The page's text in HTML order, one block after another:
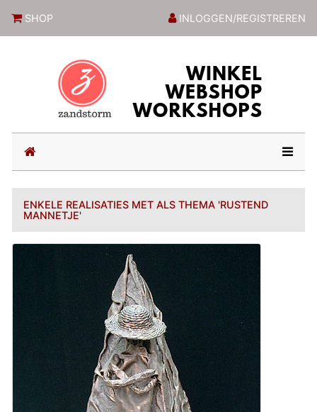
SHOP INLOGGEN/REGISTREREN
(current)
ENKELE REALISATIES MET ALS THEMA 'RUSTEND
MANNETJE'